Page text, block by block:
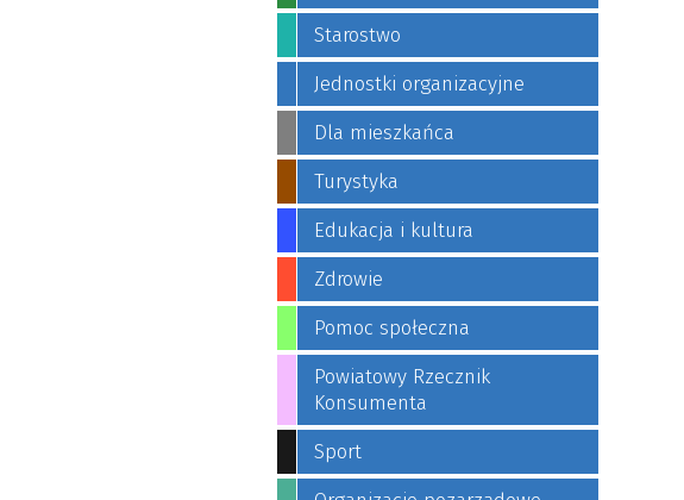
Starostwo
Jednostki organizacyjne
Dla mieszkańca
Turystyka
Edukacja i kultura
Zdrowie
Pomoc społeczna
Powiatowy Rzecznik
Konsumenta
Sport